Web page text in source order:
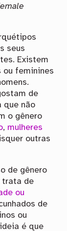
seus
Existem
ou feminines
de
que não
o gênero
, mulheres
outras
de gênero
trata de
ou
de
ou
é que